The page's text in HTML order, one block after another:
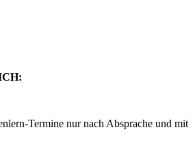
Termine nur nach Absprache und mit